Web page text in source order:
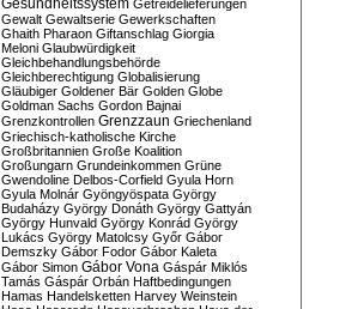
Gesundheitssystem Getreidelieferungen
Gewalt Gewaltserie Gewerkschaften
Ghaith Pharaon Giftanschlag Giorgia
Meloni Glaubwürdigkeit
Gleichbehandlungsbehörde
Gleichberechtigung Globalisierung
Gläubiger Goldener Bär Golden Globe
Goldman Sachs Gordon Bajnai
Grenzkontrollen Grenzzaun Griechenland
Griechisch-katholische Kirche
Großbritannien Große Koalition
Großungarn Grundeinkommen Grüne
Gwendoline Delbos-Corfield Gyula Horn
Gyula Molnár Gyöngyöspata György
Budaházy György Donáth György Gattyán
György Hunvald György Konrád György
Lukács György Matolcsy Győr Gábor
Demszky Gábor Fodor Gábor Kaleta
Gábor Simon Gábor Vona Gáspár Miklós
Tamás Gáspár Orbán Haftbedingungen
Hamas Handelsketten Harvey Weinstein